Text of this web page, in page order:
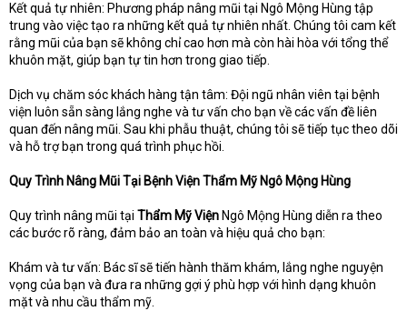
Kết quả tự nhiên: Phương pháp nâng mũi tại Ngô Mộng Hùng tập
trung vào việc tạo ra những kết quả tự nhiên nhất. Chúng tôi cam kết
rằng mũi của bạn sẽ không chỉ cao hơn mà còn hài hòa với tổng thể
khuôn mặt, giúp bạn tự tin hơn trong giao tiếp.
Dịch vụ chăm sóc khách hàng tận tâm: Đội ngũ nhân viên tại bệnh
viện luôn sẵn sàng lắng nghe và tư vấn cho bạn về các vấn đề liên
quan đến nâng mũi. Sau khi phẫu thuật, chúng tôi sẽ tiếp tục theo dõi
và hỗ trợ bạn trong quá trình phục hồi.
Quy Trình Nâng Mũi Tại Bệnh Viện Thẩm Mỹ Ngô Mộng Hùng
Quy trình nâng mũi tại Thẩm Mỹ Viện Ngô Mộng Hùng diễn ra theo
các bước rõ ràng, đảm bảo an toàn và hiệu quả cho bạn:
Khám và tư vấn: Bác sĩ sẽ tiến hành thăm khám, lắng nghe nguyện
vọng của bạn và đưa ra những gợi ý phù hợp với hình dạng khuôn
mặt và nhu cầu thẩm mỹ.